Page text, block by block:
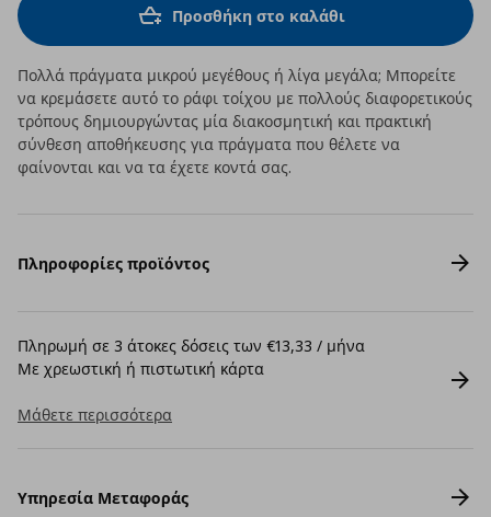
Προσθήκη στο καλάθι
Πολλά πράγματα μικρού μεγέθους ή λίγα μεγάλα; Μπορείτε
να κρεμάσετε αυτό το ράφι τοίχου με πολλούς διαφορετικούς
τρόπους δημιουργώντας μία διακοσμητική και πρακτική
σύνθεση αποθήκευσης για πράγματα που θέλετε να
φαίνονται και να τα έχετε κοντά σας.
Πληροφορίες προϊόντος
Πληρωμή σε 3 άτοκες δόσεις των €13,33 / μήνα
Με χρεωστική ή πιστωτική κάρτα
Μάθετε περισσότερα
Υπηρεσία Μεταφοράς